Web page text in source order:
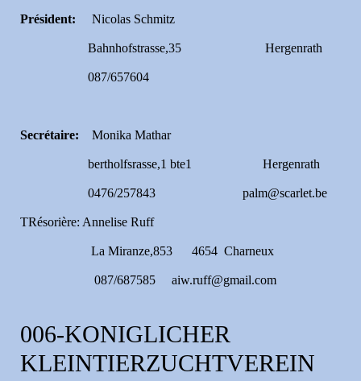
Président: Nicolas Schmitz
Bahnhofstrasse,35 Hergenrath
087/657604
Secrétaire: Monika Mathar
bertholfsrasse,1 bte1 Hergenrath
0476/257843 palm@scarlet.be
TRésorière: Annelise Ruff
La Miranze,853 4654 Charneux
087/687585 aiw.ruff@gmail.com
006-KONIGLICHER
KLEINTIERZUCHTVEREIN